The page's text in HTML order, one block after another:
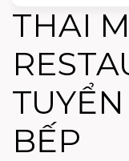
THAI
BẾP